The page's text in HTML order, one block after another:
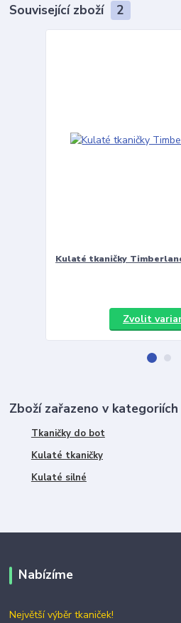
Související zboží 2
Kulaté tkaničky
Zvolit
Zboží zařazeno v kategoriích
Tkaničky do bot
Kulaté tkaničky
Kulaté silné
Nabízíme
Největší výběr tkaniček!